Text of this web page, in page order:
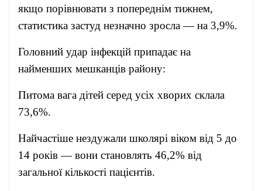
якщо порівнювати з попереднім тижнем,
статистика застуд незначно зросла — на 3,9%.
Головний удар інфекцій припадає на
найменших мешканців району:
Питома вага дітей серед усіх хворих склала
73,6%.
Найчастіше нездужали школярі віком від 5 до
14 років — вони становлять 46,2% від
загальної кількості пацієнтів.